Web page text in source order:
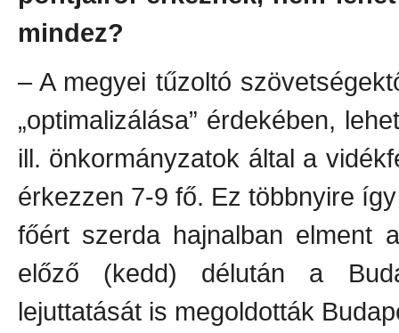
mindez?
– A megyei tűzoltó
„optimalizálása” érdekében,
ill. önkormányzatok által a
érkezzen 7-9 fő. Ez többnyire
főért szerda hajnalban elment
előző (kedd) délután a
lejuttatását is megoldották